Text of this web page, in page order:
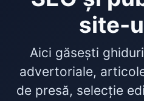
site-
Aici găsești
advertoriale,
de presă, selecție